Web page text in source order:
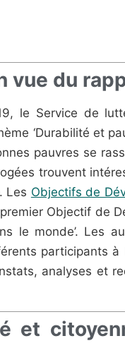
vue du
le Service de
‘Durabilité et
pauvres se
trouvent
Les Objectifs de
Objectif de
le monde’. Les
participants
analyses et
et